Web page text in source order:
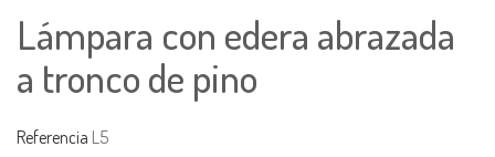
Lámpara con edera abrazada
a tronco de pino
Referencia L5